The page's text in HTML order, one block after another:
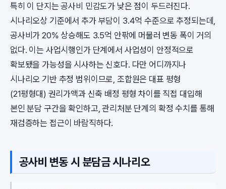
특히 이 단지는 공사비 민감도가 낮은 점이 두드러진다.
시나리오상 기준에서 추가 부담이 3.4억 수준으로 추정되는데,
공사비가 20% 상승해도 3.5억 안팎에 머물러 변동 폭이 거의
없다. 이는 사업시행인가 단계에서 사업성이 안정적으로
확보됐을 가능성을 시사하는 신호다. 다만 어디까지나
시나리오 기반 추정 범위이므로, 조합원은 대표 평형
(21평형대) 권리가액과 신축 배정 평형 차이를 직접 대입해
본인 분담 구간을 확인하고, 관리처분 단계의 확정 수치를 통해
재검증하는 접근이 바람직하다.
공사비 변동 시 분담금 시나리오